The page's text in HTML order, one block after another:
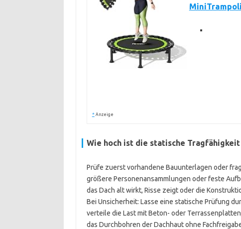
* Anzeige
Wie hoch ist die statische Tragfähigkeit
Prüfe zuerst vorhandene Bauunterlagen oder
größere Personenansammlungen oder feste
das Dach alt wirkt, Risse zeigt oder die
Bei Unsicherheit: Lasse eine statische Prüfung
verteile die Last mit Beton- oder
das Durchbohren der Dachhaut ohne